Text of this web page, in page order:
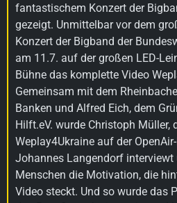
fantastischem Konzert der
gezeigt. Unmittelbar vor dem
Konzert der Bigband der
am 11.7. auf der großen LED-
Bühne das komplette Video
Gemeinsam mit dem
Banken und Alfred Eich, dem
Hilft.eV. wurde Christoph Müller,
Weplay4Ukraine auf der
Johannes Langendorf interviewt
Menschen die Motivation, die
Video steckt. Und so wurde das